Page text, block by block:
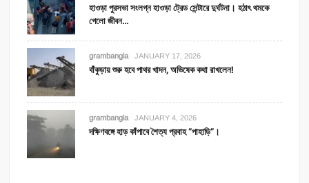
হাওড়া পুরসভা সংলগ্ন হাওড়া ট্রেড সেন্টারে দুর্ঘটনা। হঠাৎ থমকে
গেলো জীবন…
grambangla JANUARY 17, 2026
বাঁকুড়ায় শুরু হবে পাথর খাদন, অভিষেক কথা রাখলেন!
grambangla JANUARY 4, 2026
দক্ষিণবঙ্গে হাড় কাঁপাবে শৈত্য প্রবাহ “পাহাড়ি”।